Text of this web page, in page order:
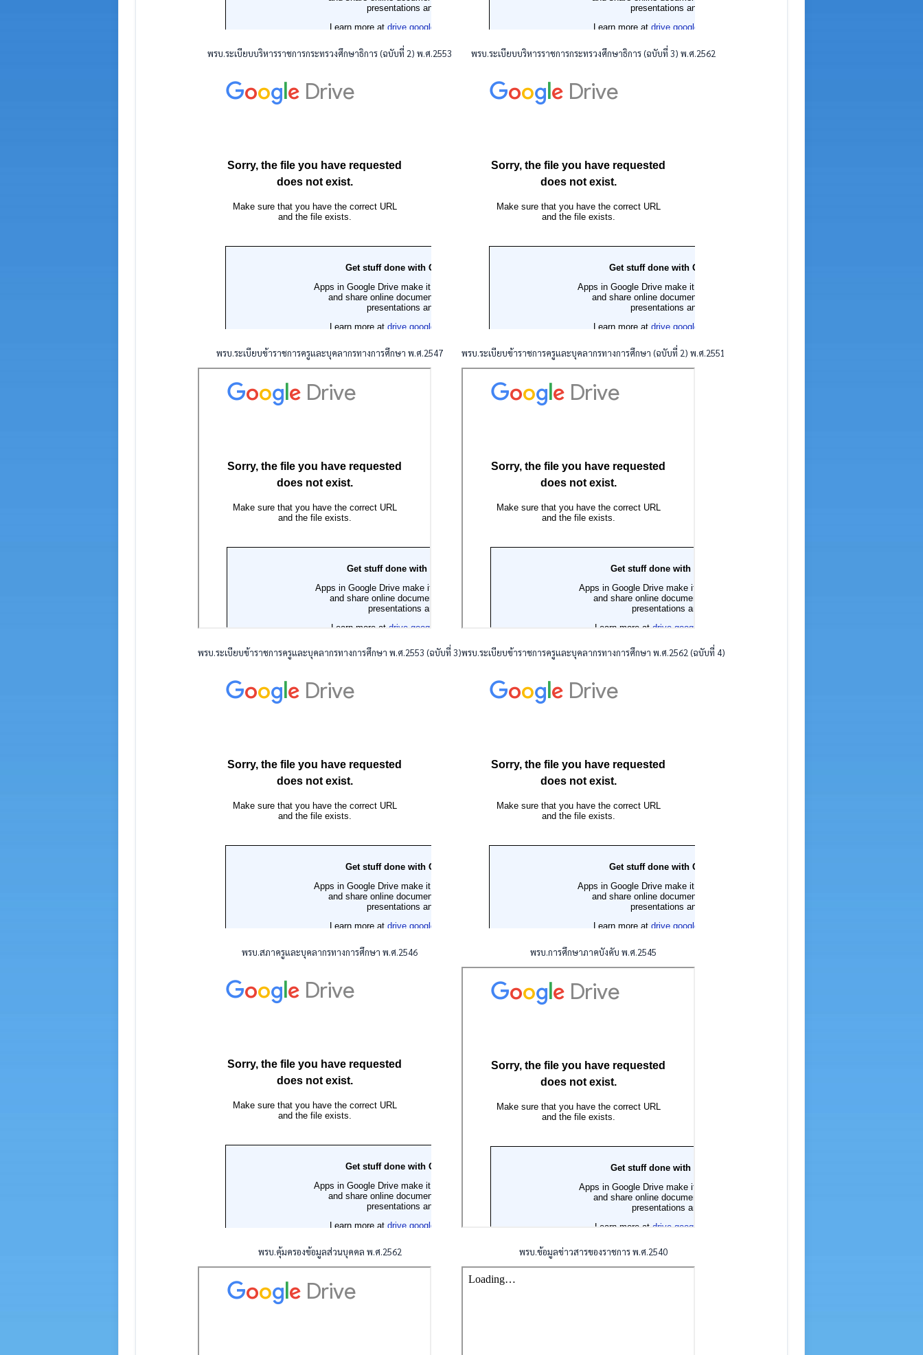
พรบ.ระเบียบบริหารราชการกระทรวงศึกษาธิการ (ฉบับที่ 2) พ.ศ.2553 พรบ.ระเบียบบริหารราชการกระทรวงศึกษาธิการ (ฉบับที่ 3) พ.ศ.2562
พรบ.ระเบียบข้าราชการครูและบุคลากรทางการศึกษา พ.ศ.2547 พรบ.ระเบียบข้าราชการครูและบุคลากรทางการศึกษา (ฉบับที่ 2) พ.ศ.2551
พรบ.ระเบียบข้าราชการครูและบุคลากรทางการศึกษา พ.ศ.2553 (ฉบับที่ 3)พรบ.ระเบียบข้าราชการครูและบุคลากรทางการศึกษา พ.ศ.2562 (ฉบับที่ 4)
พรบ.สภาครูและบุคลากรทางการศึกษา พ.ศ.2546 พรบ.การศึกษาภาคบังคับ พ.ศ.2545
พรบ.คุ้มครองข้อมูลส่วนบุคคล พ.ศ.2562 พรบ.ข้อมูลข่าวสารของราชการ พ.ศ.2540